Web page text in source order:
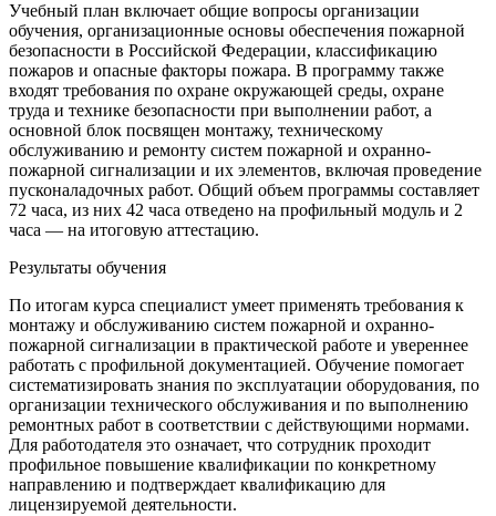
Учебный план включает общие вопросы организации
обучения, организационные основы обеспечения пожарной
безопасности в Российской Федерации, классификацию
пожаров и опасные факторы пожара. В программу также
входят требования по охране окружающей среды, охране
труда и технике безопасности при выполнении работ, а
основной блок посвящен монтажу, техническому
обслуживанию и ремонту систем пожарной и охранно-
пожарной сигнализации и их элементов, включая проведение
пусконаладочных работ. Общий объем программы составляет
72 часа, из них 42 часа отведено на профильный модуль и 2
часа — на итоговую аттестацию.
Результаты обучения
По итогам курса специалист умеет применять требования к
монтажу и обслуживанию систем пожарной и охранно-
пожарной сигнализации в практической работе и увереннее
работать с профильной документацией. Обучение помогает
систематизировать знания по эксплуатации оборудования, по
организации технического обслуживания и по выполнению
ремонтных работ в соответствии с действующими нормами.
Для работодателя это означает, что сотрудник проходит
профильное повышение квалификации по конкретному
направлению и подтверждает квалификацию для
лицензируемой деятельности.